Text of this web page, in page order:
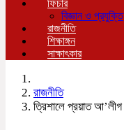
ফিচার
বিজ্ঞান ও প্রযুক্তি
রাজনীতি
শিক্ষাঙ্গন
সাক্ষাৎকার
রাজনীতি
ত্রিশালে প্রয়াত